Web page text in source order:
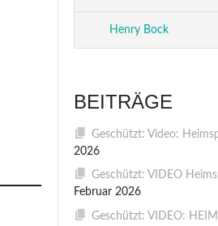
Henry Bock
BEITRÄGE
Geschützt: Video:
2026
Geschützt: VIDEO
Februar 2026
Geschützt: VIDEO: